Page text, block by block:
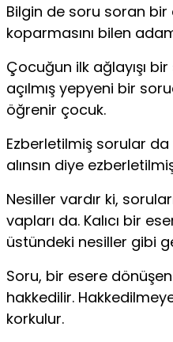
Bilgin de soru soran bir
ko­parmasını bilen
Çocuğun ilk ağlayışı
açılmış yepyeni bir
öğrenir ço­cuk.
Ezberletilmiş sorular da
alın­sın diye
Nesiller vardır ki,
vapları da. Kalıcı bir
üstündeki nesiller gibi
Soru, bir esere
hak­kedilir.
korku­lur.